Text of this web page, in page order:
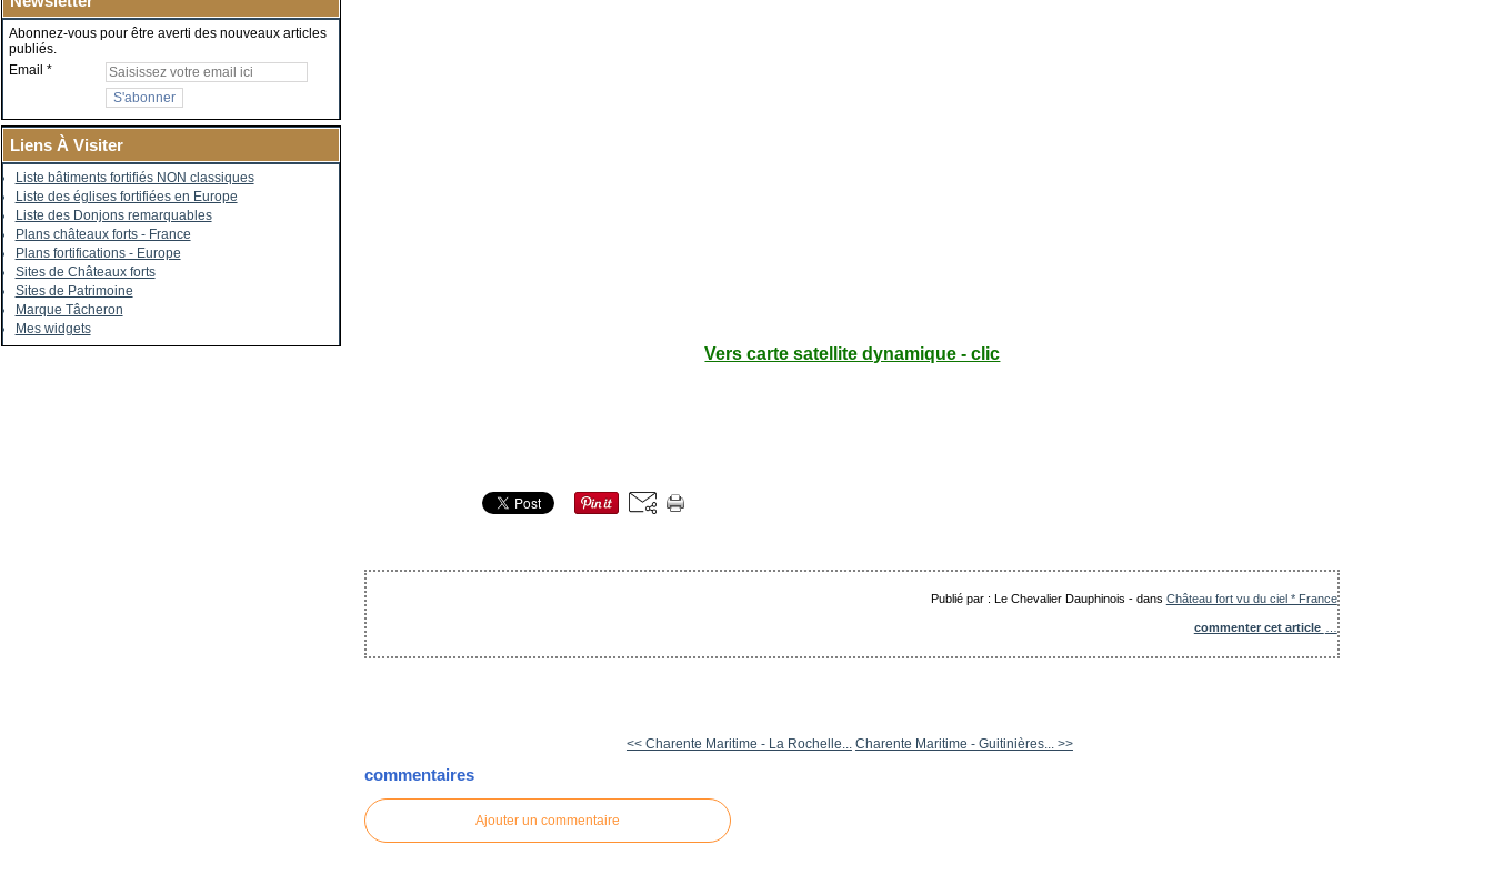
Abonnez-vous pour être averti des nouveaux articles
publiés.
Email
Liens À Visiter
Liste bâtiments fortifiés NON classiques
Liste des églises fortifiées en Europe
Liste des Donjons remarquables
Plans châteaux forts - France
Plans fortifications - Europe
Sites de Châteaux forts
Sites de Patrimoine
Marque Tâcheron
Mes widgets
Vers carte satellite dynamique - clic
Publié par : Le Chevalier Dauphinois -dans Château fort vu du ciel * France
commenter cet article
<< Charente Maritime - La Rochelle... Charente Maritime - Guitinières... >>
commentaires
Ajouter un commentaire